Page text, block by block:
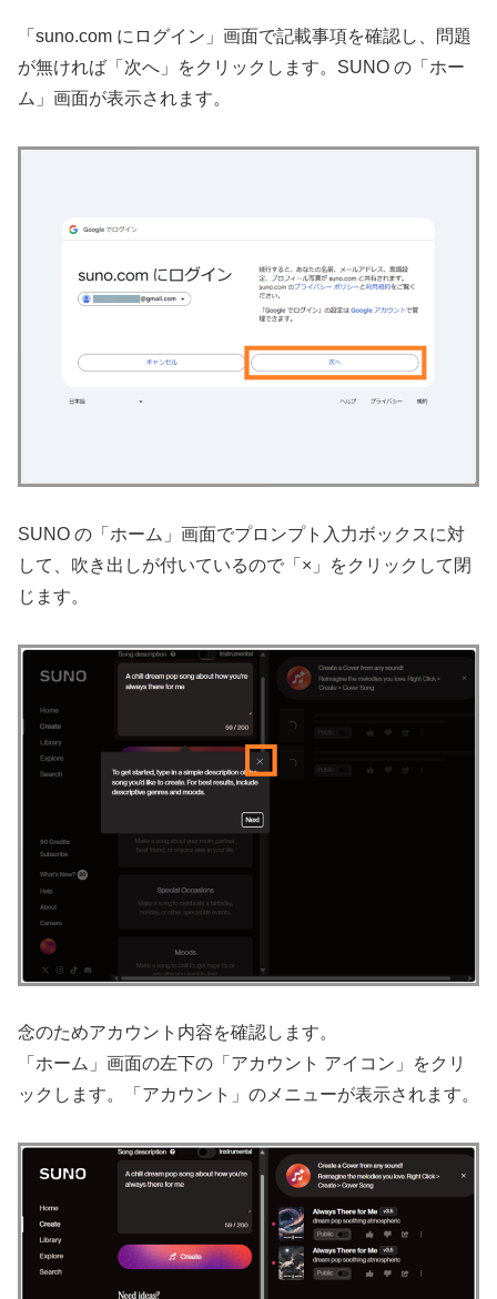
「suno.com にログイン」画面で記載事項を確認し、問題
が無ければ「次へ」をクリックします。SUNO の「ホー
ム」画面が表示されます。
SUNO の「ホーム」画面でプロンプト入力ボックスに対
して、吹き出しが付いているので「×」をクリックして閉
じます。
念のためアカウント内容を確認します。
「ホーム」画面の左下の「アカウント アイコン」をクリ
ックします。「アカウント」のメニューが表示されます。